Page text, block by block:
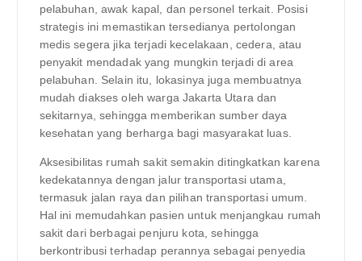
pelabuhan, awak kapal, dan personel terkait. Posisi
strategis ini memastikan tersedianya pertolongan
medis segera jika terjadi kecelakaan, cedera, atau
penyakit mendadak yang mungkin terjadi di area
pelabuhan. Selain itu, lokasinya juga membuatnya
mudah diakses oleh warga Jakarta Utara dan
sekitarnya, sehingga memberikan sumber daya
kesehatan yang berharga bagi masyarakat luas.
Aksesibilitas rumah sakit semakin ditingkatkan karena
kedekatannya dengan jalur transportasi utama,
termasuk jalan raya dan pilihan transportasi umum.
Hal ini memudahkan pasien untuk menjangkau rumah
sakit dari berbagai penjuru kota, sehingga
berkontribusi terhadap perannya sebagai penyedia